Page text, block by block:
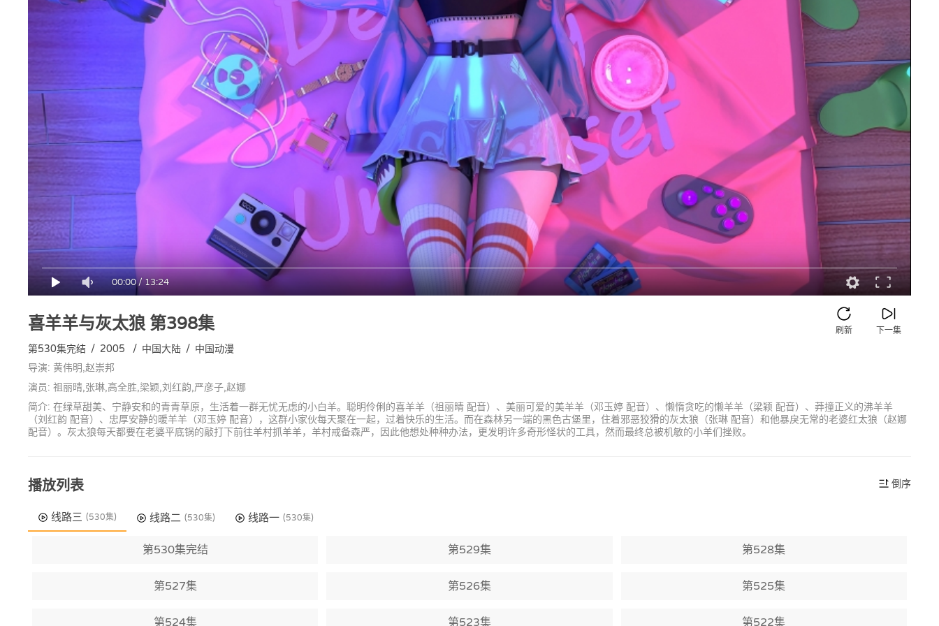
00:00/13:24
喜羊羊与灰太狼第398集 下一集
刷新
第530集完结 / 2005 / 中国大陆 / 中国动漫
导演: 黄伟明,赵崇邦
演员: 祖丽晴,张琳,高全胜,梁颖,刘红韵,严彦子,赵娜
简介: 在绿草甜美、宁静安和的青青草原，生活着一群无忧无虑的小白羊。聪明伶俐的喜羊羊（祖丽晴 配音）、美丽可爱的美羊羊（邓玉婷 配音）、懒惰贪吃的懒羊羊（梁颖 配音）、莽撞正义的沸羊羊
（刘红韵 配音）、忠厚安静的暖羊羊（邓玉婷 配音），这群小家伙每天聚在一起，过着快乐的生活。而在森林另一端的黑色古堡里，住着邪恶狡猾的灰太狼（张琳 配音）和他暴戾无常的老婆红太狼（赵娜
配音）。灰太狼每天都要在老婆平底锅的敲打下前往羊村抓羊羊，羊村戒备森严，因此他想处种种办法，更发明许多奇形怪状的工具，然而最终总被机敏的小羊们挫败。
播放列表 倒序
线路三 (530集) 线路二 (530集) 线路一 (530集)
第530集完结 第529集 第528集
第527集 第526集 第525集
第524集 第523集 第522集